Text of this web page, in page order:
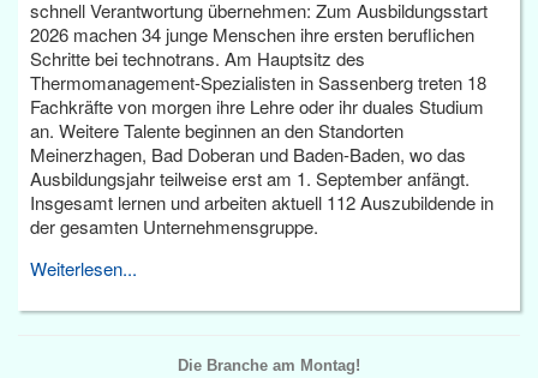
schnell Verantwortung übernehmen: Zum Ausbildungsstart
2026 machen 34 junge Menschen ihre ersten beruflichen
Schritte bei technotrans. Am Hauptsitz des
Thermomanagement-Spezialisten in Sassenberg treten 18
Fachkräfte von morgen ihre Lehre oder ihr duales Studium
an. Weitere Talente beginnen an den Standorten
Meinerzhagen, Bad Doberan und Baden-Baden, wo das
Ausbildungsjahr teilweise erst am 1. September anfängt.
Insgesamt lernen und arbeiten aktuell 112 Auszubildende in
der gesamten Unternehmensgruppe.
Weiterlesen...
Die Branche am Montag!